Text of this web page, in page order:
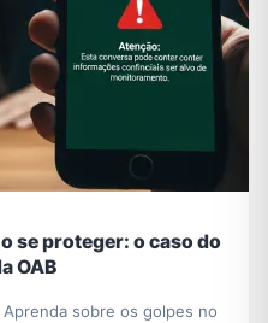
se proteger: o caso do
OAB
sobre os golpes no